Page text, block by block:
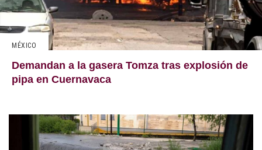
MÉXICO
Demandan a la gasera Tomza tras explosión de
pipa en Cuernavaca